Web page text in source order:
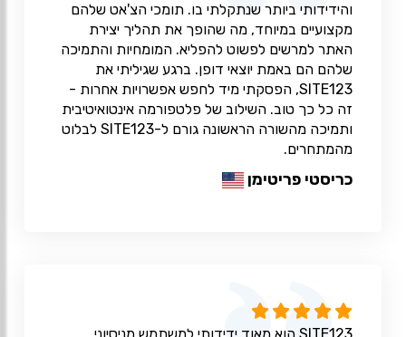
והידידותי ביותר שנתקלתי בו. תומכי הצ'אט שלהם
מקצועיים במיוחד, מה שהופך את תהליך יצירת
האתר למרשים לפשוט להפליא. המומחיות והתמיכה
שלהם הם באמת יוצאי דופן. ברגע שגיליתי את
SITE123, הפסקתי מיד לחפש אפשרויות אחרות -
זה כל כך טוב. השילוב של פלטפורמה אינטואיטיבית
ותמיכה מהשורה הראשונה גורם ל-SITE123 לבלוט
מהמתחרים.
כריסטי פריטימן